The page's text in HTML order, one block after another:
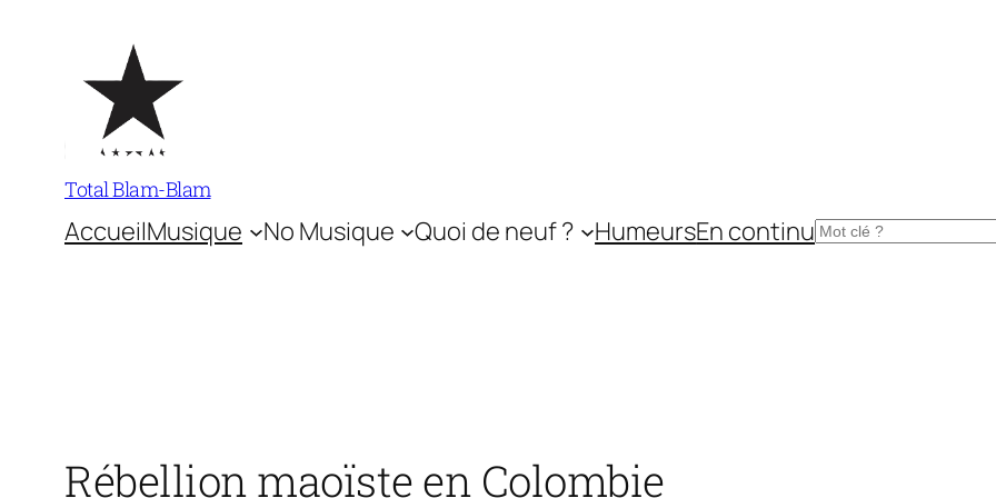
contenu
Total Blam-Blam
AccueilMusique No Musique Quoi de neuf ? HumeursEn continuRechercher
Rébellion maoïste en Colombie